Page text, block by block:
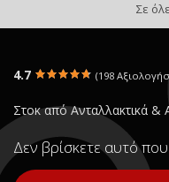
Σε
4.7 (198
Στοκ από Ανταλλακτικά
Δεν βρίσκετε αυτό